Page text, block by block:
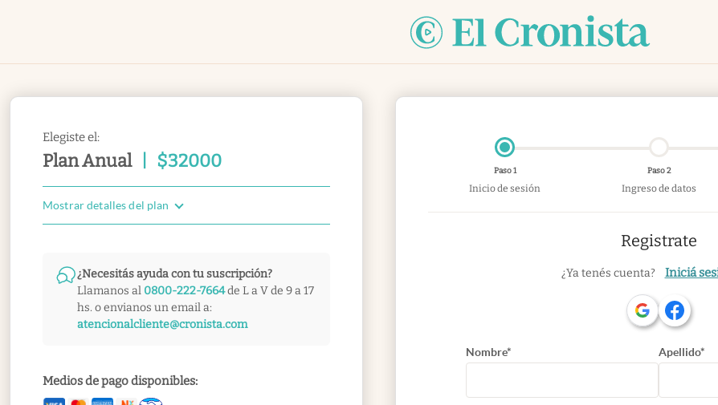
Elegiste el:
Plan Anual $32000
Mostrar detalles del plan
¿Necesitás ayuda con tu suscripción?
Llamanos al 0800-222-7664de L a V de 9 a 17
hs. o envianos un email a:
atencionalcliente@cronista.com
Medios de pago disponibles:
Paso 1
Inicio de sesión
Paso 2
Ingreso de datos
Registrate
¿Ya tenés cuenta? Iniciá
Nombre* Apellido*